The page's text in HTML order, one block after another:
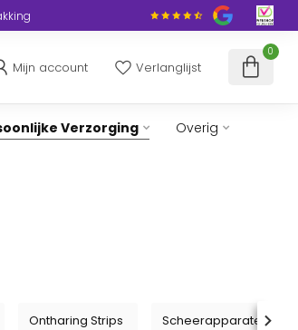
Mijn account Verlanglijst
0
Verzorging Overig
Ontharing Strips Scheerapparaten